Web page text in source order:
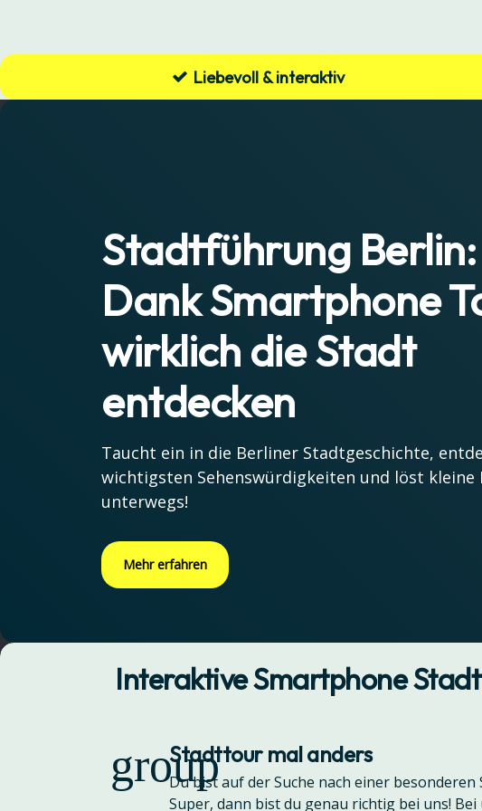
Liebevoll & interaktiv
Stadtführung Berlin:
Dank Smartphone
wirklich die Stadt
entdecken
Taucht ein in die Berliner Stadtgeschichte,
wichtigsten Sehenswürdigkeiten und löst kleine
unterwegs!
Mehr erfahren
Interaktive Smartphone
groupStadttour mal anders
Du bist auf der Suche nach einer
Super, dann bist du genau richtig bei uns!